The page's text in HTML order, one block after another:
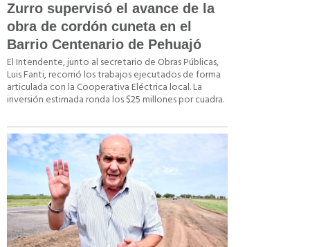
Zurro supervisó el avance de la
obra de cordón cuneta en el
Barrio Centenario de Pehuajó
El Intendente, junto al secretario de Obras Públicas,
Luis Fanti, recorrió los trabajos ejecutados de forma
articulada con la Cooperativa Eléctrica local. La
inversión estimada ronda los $25 millones por cuadra.